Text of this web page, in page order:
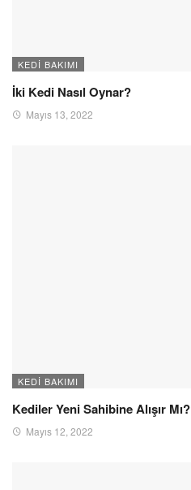
KEDI BAKIMI
İki Kedi Nasıl Oynar?
Mayıs 13, 2022
KEDI BAKIMI
Kediler Yeni Sahibine Alışır Mı?
Mayıs 12, 2022